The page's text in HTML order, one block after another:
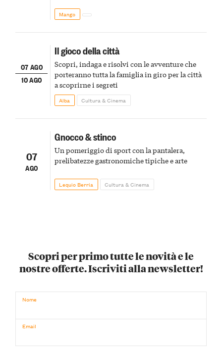
Mango
07 AGO
10 AGO
Il gioco della città
Scopri, indaga e risolvi con le avventure che
porteranno tutta la famiglia in giro per la città
a scoprirne i segreti
Alba Cultura & Cinema
07
AGO
Gnocco & stinco
Un pomeriggio di sport con la pantalera,
prelibatezze gastronomiche tipiche e arte
Lequio Berria Cultura & Cinema
Scopri per primo tutte le novità e le
nostre offerte. Iscriviti alla newsletter!
Nome
Email